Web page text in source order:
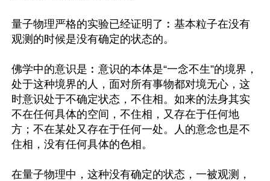
量子物理严格的实验已经证明了︰基本粒子在没有
观测的时候是没有确定的状态的。
佛学中的意识是︰意识的本体是“一念不生”的境界，
处于这种境界的人，面对所有事物都对境无心，这
时意识处于不确定状态，不住相。如来的法身其实
不在任何具体的空间，不住相，又存在于任何地
方；不在某处又存在于任何一处。人的意念也是不
住相，没有任何具体的色相。
在量子物理中，这种没有确定的状态，一被观测，